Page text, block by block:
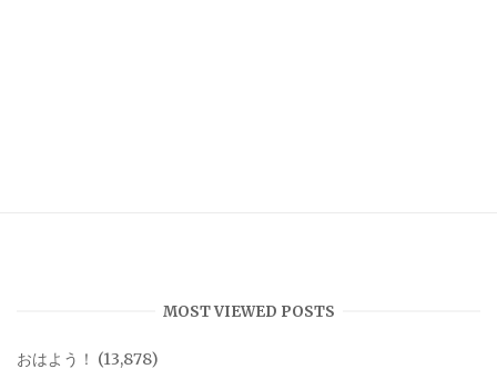
MOST VIEWED POSTS
おはよう！ (13,878)